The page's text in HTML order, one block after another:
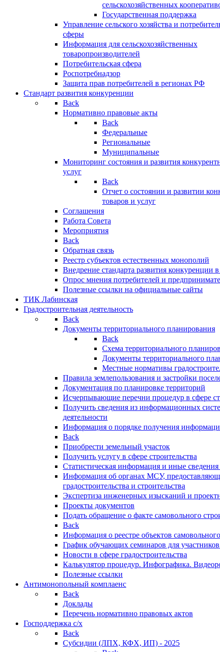
сельскохозяйственных
Государственная поддержка
Управление сельского хозяйства и
сферы
Информация для сельскохозяйственных
товаропроизводителей
Потребительская сфера
Роспотребнадзор
Защита прав потребителей в регионах РФ
Стандарт развития конкуренции
Back
Нормативно правовые акты
Back
Федеральные
Региональные
Муниципальные
Мониторинг состояния и развития
услуг
Back
Отчет о состоянии и развитии
товаров и услуг
Соглашения
Работа Совета
Мероприятия
Back
Обратная связь
Реестр субъектов естественных монополий
Внедрение стандарта развития конкуренции
Опрос мнения потребителей и
Полезные ссылки на официальные сайты
ТИК Лабинская
Градостроительная деятельность
Back
Документы территориального планирования
Back
Схема территориального
Документы территориального
Местные нормативы
Правила землепользования и застройки
Документация по планировке территорий
Исчерпывающие перечни процедур в сфере
Получить сведения из информационных
деятельности
Информация о порядке получения
Back
Приобрести земельный участок
Получить услугу в сфере строительства
Статистическая информация и иные сведения
Информация об органах МСУ,
градостроительства и строительства
Экспертиза инженерных изысканий и
Проекты документов
Подать обращение о факте самовольного
Back
Информация о реестре объектов
График обучающих семинаров для участников
Новости в сфере градостроительства
Калькулятор процедур. Инфографика.
Полезные ссылки
Антимонопольный комплаенс
Back
Доклады
Перечень нормативно правовых актов
Господдержка с/х
Back
Субсидии (ЛПХ, КФХ, ИП) - 2025